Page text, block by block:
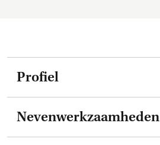
Profiel
Nevenwerkzaamheden